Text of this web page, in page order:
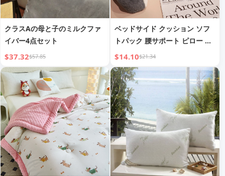
クラスAの母と子のミルクファ
イバー4点セット
$37.32$57.85
ベッドサイド クッション ソフ
トパック 腰サポート ピロー ラ
ビットファー 大型 背もたれ
$14.10$21.34